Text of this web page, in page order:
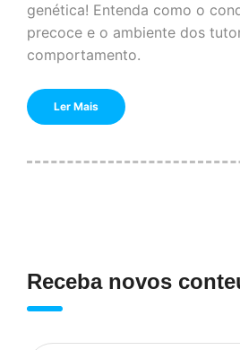
genética! Entenda como o
precoce e o ambiente dos
comportamento.
Ler Mais
Receba novos